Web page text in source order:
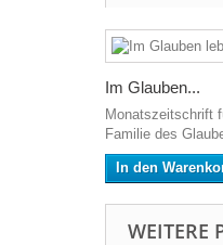
Im Glauben...
Monatszeitschrift
Familie des
In den
WEITERE